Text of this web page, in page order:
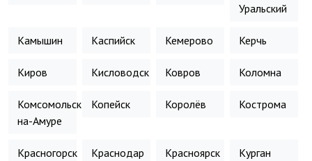
Уральский
Камышин Каспийск Кемерово Керчь
Киров Кисловодск Ковров Коломна
Комсомольск-
на-Амуре
Копейск Королёв Кострома
Красногорск Краснодар Красноярск Курган